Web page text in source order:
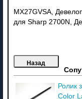
MX27GVSA,
для Sharp 2700N,
Ролик
Color